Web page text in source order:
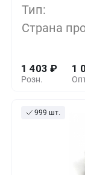
Тип:
Страна
Розн.
1 403 ₽ 1
100+
500+
999 шт.